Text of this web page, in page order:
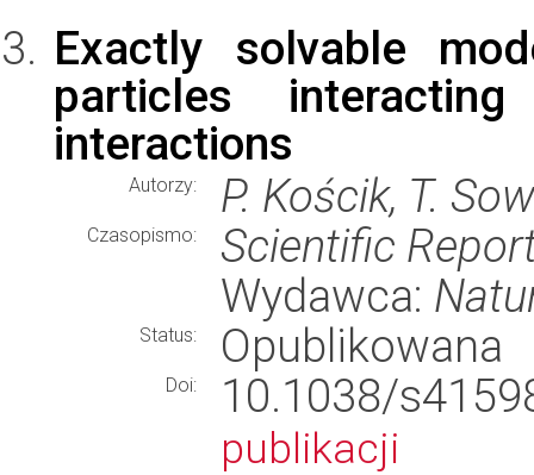
Exactly solvable
particles
interactions
Autorzy: P. Kościk, T.
Czasopismo:
Scientific
Wydawca:
Status: Opublikowana
Doi: 10.1038/
publikacji